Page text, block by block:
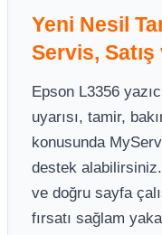
Yeni Nesil
Servis,
Epson L3356
uyarısı, tamir,
konusunda
destek
ve doğru sayfa
fırsatı sağlam